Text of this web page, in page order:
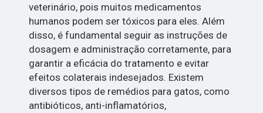
veterinário, pois muitos medicamentos
humanos podem ser tóxicos para eles. Além
disso, é fundamental seguir as instruções de
dosagem e administração corretamente, para
garantir a eficácia do tratamento e evitar
efeitos colaterais indesejados. Existem
diversos tipos de remédios para gatos, como
antibióticos, anti-inflamatórios,